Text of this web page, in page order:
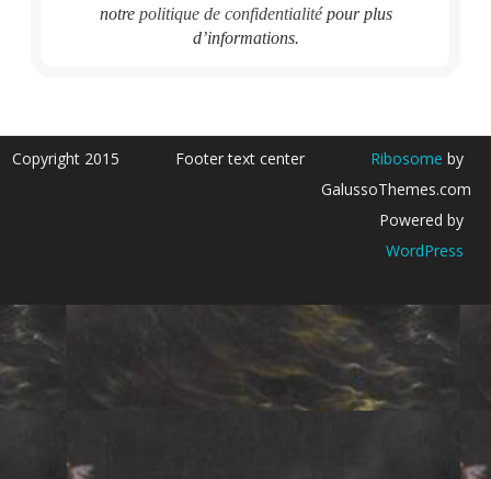
notre politique de confidentialitépour plus
d’informations.
Copyright 2015 Footer text center Ribosome by
GalussoThemes.com
Powered by
WordPress